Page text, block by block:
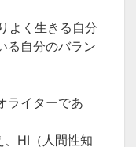
よく生きる自分
る自分のバラン
ライターであ
、HI（人間性知